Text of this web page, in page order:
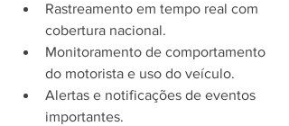
Rastreamento em tempo real com
cobertura nacional.
Monitoramento de comportamento
do motorista e uso do veículo.
Alertas e notificações de eventos
importantes.